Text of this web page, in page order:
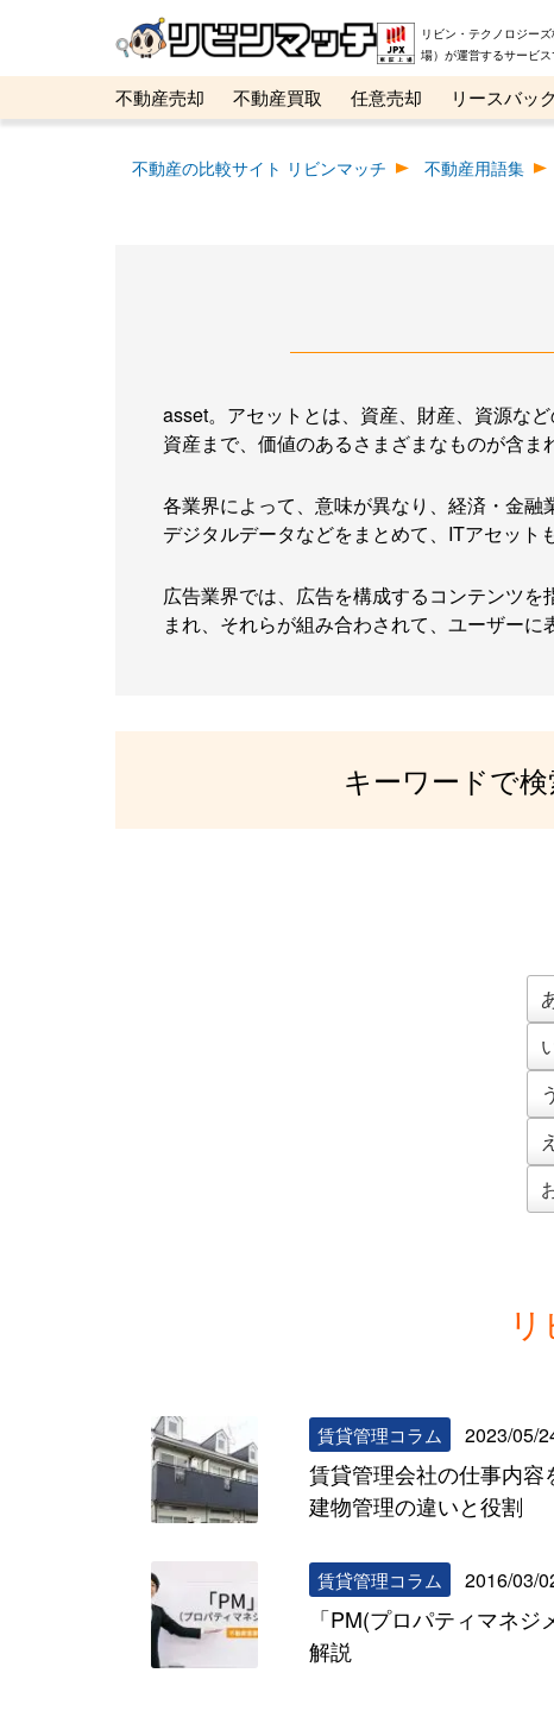
リビン・テクノロジー
場）が運営するサー
不動産売却 不動産買取 任意売却 リースバック
メタ住宅展示場
ベスト不動産カンパニー オンラ
不動産の比較サイト リビンマッチ 不動産用語集
asset。アセットとは、資産、財産、資源な
資産まで、価値のあるさまざまなものが含ま
各業界によって、意味が異なり、経済・金
デジタルデータなどをまとめて、ITアセット
広告業界では、広告を構成するコンテンツ
まれ、それらが組み合わされて、ユーザーに
キーワードで
う
え
賃貸管理コラム 2023/05/
賃貸管理会社の仕事内容
建物管理の違いと役割
賃貸管理コラム 2016/03/
「PM(プロパティマネ
解説